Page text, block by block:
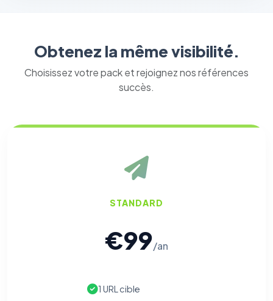
Obtenez la même visibilité.
Choisissez votre pack et rejoignez nos références
succès.
STANDARD
€99/an
1 URL cible